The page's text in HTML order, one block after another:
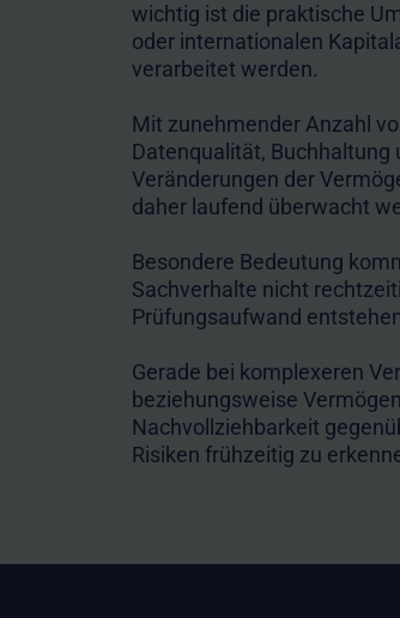
wichtig ist die praktische
oder internationalen
verarbeitet werden.
Mit zunehmender Anzahl
Datenqualität,
Veränderungen der
daher laufend überwacht
Besondere Bedeutung
Sachverhalte nicht
Prüfungsaufwand
Gerade bei komplexeren
beziehungsweise
Nachvollziehbarkeit
Risiken frühzeitig zu